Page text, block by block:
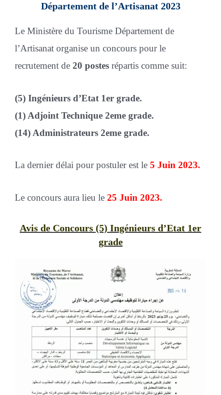
Département de l’Artisanat 2023
Le Ministère du Tourisme Département de
l’Artisanat organise un concours pour le
recrutement de 20 postes répartis comme suit:
(5) Ingénieurs d’Etat 1er grade.
(1) Adjoint Technique 2eme grade.
(14) Administrateurs 2eme grade.
La dernier délai pour postuler est le 5 Juin 2023.
Le concours aura lieu le 25 Juin 2023.
Avis de Concours (5) Ingénieurs d’Etat 1er
grade